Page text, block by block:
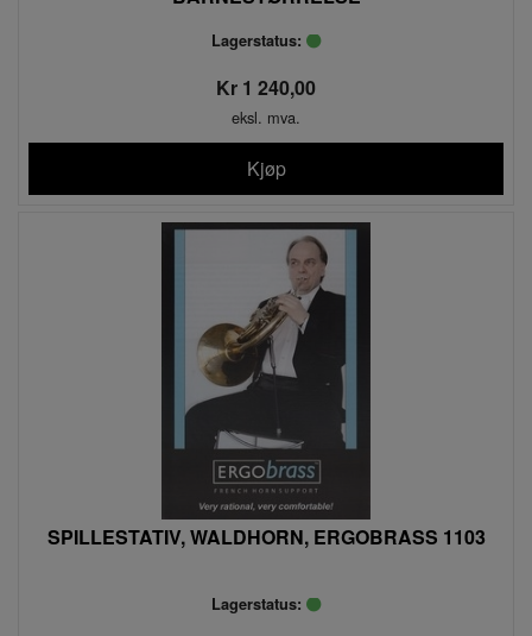
Lagerstatus:
Kr 1 240,00
eksl. mva.
Kjøp
SPILLESTATIV, WALDHORN, ERGOBRASS 1103
Lagerstatus: